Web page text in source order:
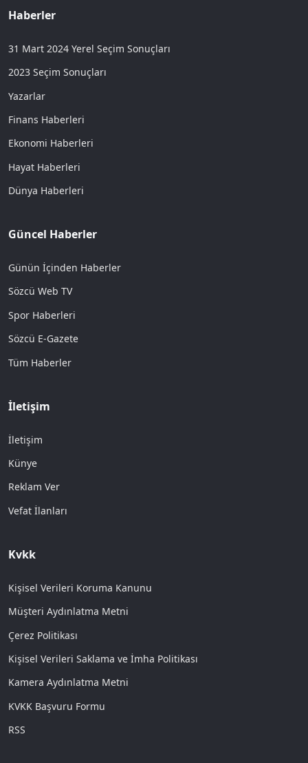
Haberler
31 Mart 2024 Yerel Seçim Sonuçları
2023 Seçim Sonuçları
Yazarlar
Finans Haberleri
Ekonomi Haberleri
Hayat Haberleri
Dünya Haberleri
Güncel Haberler
Günün İçinden Haberler
Sözcü Web TV
Spor Haberleri
Sözcü E-Gazete
Tüm Haberler
İletişim
İletişim
Künye
Reklam Ver
Vefat İlanları
Kvkk
Kişisel Verileri Koruma Kanunu
Müşteri Aydınlatma Metni
Çerez Politikası
Kişisel Verileri Saklama ve İmha Politikası
Kamera Aydınlatma Metni
KVKK Başvuru Formu
RSS